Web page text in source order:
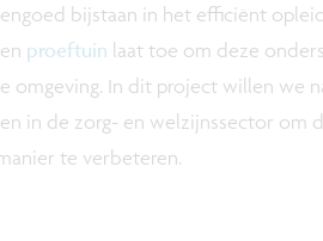
bijstaan in het efficiënt
proeftuin laat toe om deze
omgeving. In dit project willen we
in de zorg- en welzijnssector om
te verbeteren.